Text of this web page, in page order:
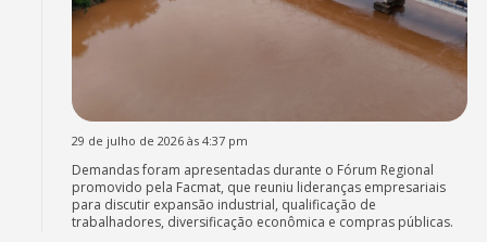
29 de julho de 2026 às 4:37 pm
Demandas foram apresentadas durante o Fórum Regional
promovido pela Facmat, que reuniu lideranças empresariais
para discutir expansão industrial, qualificação de
trabalhadores, diversificação econômica e compras públicas.